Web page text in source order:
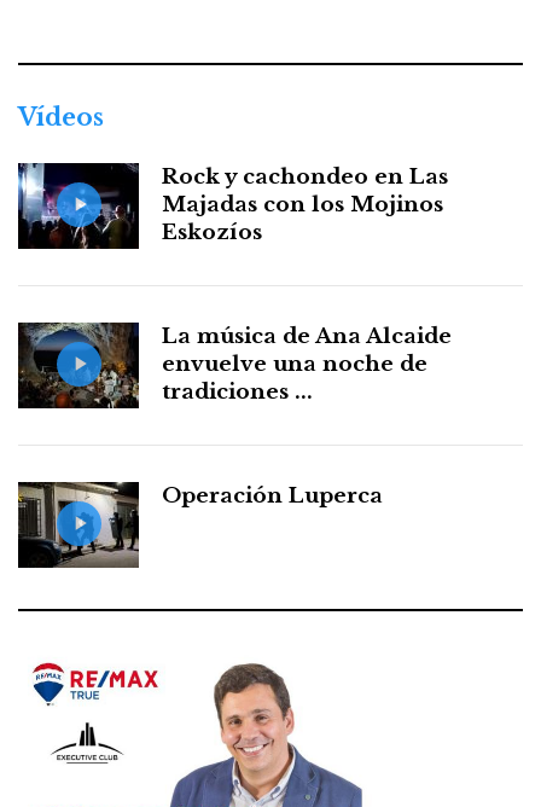
Vídeos
Rock y cachondeo en Las
Majadas con los Mojinos
Eskozíos
La música de Ana Alcaide
envuelve una noche de
tradiciones ...
Operación Luperca